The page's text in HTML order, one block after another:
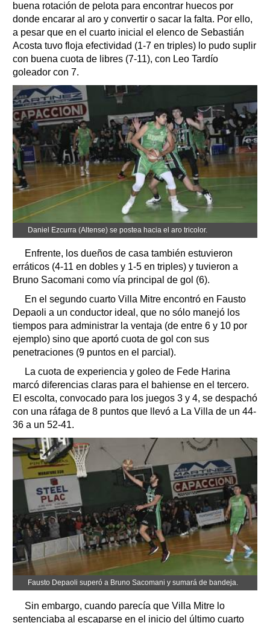
buena rotación de pelota para encontrar huecos por
donde encarar al aro y convertir o sacar la falta. Por ello,
a pesar que en el cuarto inicial el elenco de Sebastián
Acosta tuvo floja efectividad (1-7 en triples) lo pudo suplir
con buena cuota de libres (7-11), con Leo Tardío
goleador con 7.
Daniel Ezcurra (Altense) se postea hacia el aro tricolor.
Enfrente, los dueños de casa también estuvieron
erráticos (4-11 en dobles y 1-5 en triples) y tuvieron a
Bruno Sacomani como vía principal de gol (6).
En el segundo cuarto Villa Mitre encontró en Fausto
Depaoli a un conductor ideal, que no sólo manejó los
tiempos para administrar la ventaja (de entre 6 y 10 por
ejemplo) sino que aportó cuota de gol con sus
penetraciones (9 puntos en el parcial).
La cuota de experiencia y goleo de Fede Harina
marcó diferencias claras para el bahiense en el tercero.
El escolta, convocado para los juegos 3 y 4, se despachó
con una ráfaga de 8 puntos que llevó a La Villa de un 44-
36 a un 52-41.
Fausto Depaoli superó a Bruno Sacomani y sumará de bandeja.
Sin embargo, cuando parecía que Villa Mitre lo
sentenciaba al escaparse en el inicio del último cuarto